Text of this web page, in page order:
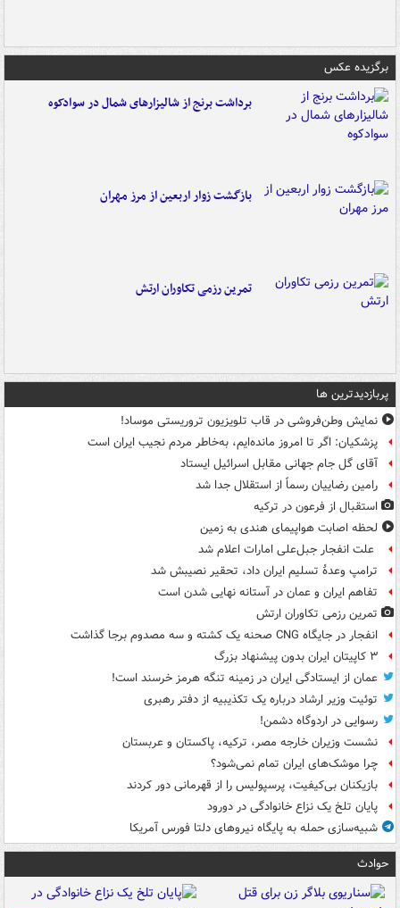
برگزیده عکس
برداشت برنج از شالیزارهای شمال در سوادکوه
بازگشت زوار اربعین از مرز مهران
تمرین رزمی تکاوران ارتش
پربازدیدترین ها
نمایش وطن‌فروشی در قاب تلویزیون تروریستی موساد!
پزشکیان: اگر تا امروز مانده‌ایم، به‌خاطر مردم نجیب ایران است
آقای گل جام جهانی مقابل اسرائیل ایستاد
رامین رضاییان رسماً از استقلال جدا شد
استقبال از فرعون در ترکیه
لحظه اصابت هواپیمای هندی به زمین
علت انفجار جبل‌علی امارات اعلام شد
ترامپ وعدۀ تسلیم ایران داد، تحقیر نصیبش شد
تفاهم ایران و عمان در آستانه نهایی شدن است
تمرین رزمی تکاوران ارتش
انفجار در جایگاه CNG صحنه یک کشته و سه مصدوم برجا گذاشت
۳ کاپیتان ایران بدون پیشنهاد بزرگ
عمان از ایستادگی ایران در زمینه تنگه هرمز خرسند است!
توئیت وزیر ارشاد درباره یک تکذیبیه از دفتر رهبری
رسوایی در اردوگاه دشمن!
نشست وزیران خارجه مصر، ترکیه، پاکستان و عربستان
چرا موشک‌های ایران تمام نمی‌شود؟
بازیکنان بی‌کیفیت، پرسپولیس را از قهرمانی دور کردند
پایان تلخ یک نزاع خانوادگی در دورود
شبیه‌سازی حمله به پایگاه نیروهای دلتا فورس آمریکا
حوادث